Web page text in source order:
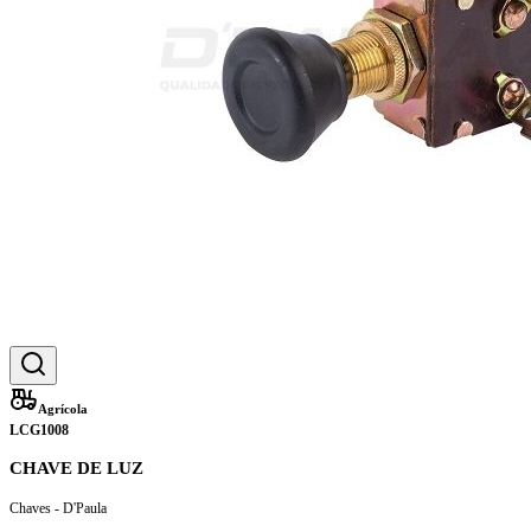
Agrícola
LCG1008
CHAVE DE LUZ
Chaves - D'Paula